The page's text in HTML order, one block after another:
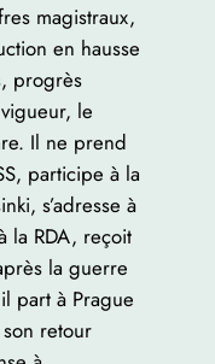
magistraux,
en hausse
progrès
le
Il ne prend
participe à la
s’adresse à
la RDA, reçoit
la guerre
part à Prague
retour